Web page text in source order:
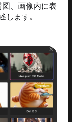
、画像内に表
します。